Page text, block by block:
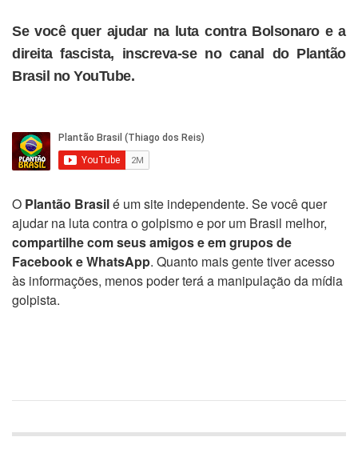
Se você quer ajudar na luta contra Bolsonaro e a
direita fascista, inscreva-se no canal do Plantão
Brasil no YouTube.
O Plantão Brasilé um site independente. Se você quer
ajudar na luta contra o golpismo e por um Brasil melhor,
compartilhe com seus amigos e em grupos de
Facebook e WhatsApp. Quanto mais gente tiver acesso
às informações, menos poder terá a manipulação da mídia
golpista.